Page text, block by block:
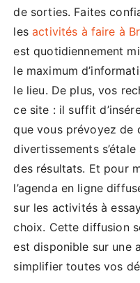
de sorties. Faites
lesactivités à faire à
est quotidiennement
le maximum
le lieu. De plus, vos
ce site : il suffit
que vous prévoyez de
divertissements
des résultats. Et pour
l’agenda en ligne
sur les activités à
choix. Cette diffusion
est disponible sur une
simplifier toutes vos